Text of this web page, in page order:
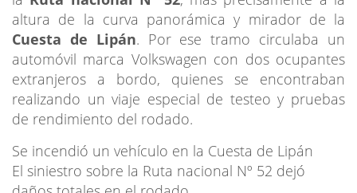
altura de la curva panorámica y mirador de la
Cuesta de Lipán. Por ese tramo circulaba un
automóvil marca Volkswagen con dos ocupantes
extranjeros a bordo, quienes se encontraban
realizando un viaje especial de testeo y pruebas
de rendimiento del rodado.
Se incendió un vehículo en la Cuesta de Lipán
El siniestro sobre la Ruta nacional Nº 52 dejó